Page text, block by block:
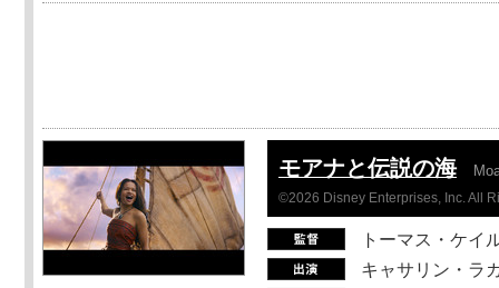
モアナと伝説の海
©2026 Disney Enterprises, Inc. All
トーマス・ケイ
キャサリン・ラ